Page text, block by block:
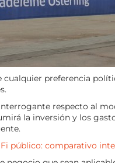
preferencia
respecto al
la inversión y los
público: comparativo